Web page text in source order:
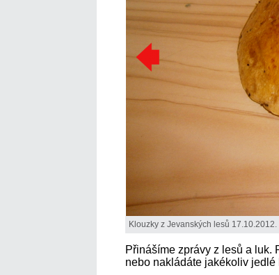
Klouzky z Jevanských lesů 17.10.2012.
Přinášíme zprávy z lesů a luk.
nebo nakládáte jakékoliv jedlé